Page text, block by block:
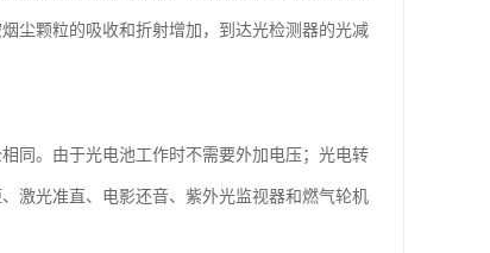
尘颗粒的吸收和折射增加，到达光检测器的光减
同。由于光电池工作时不需要外加电压；光电转
激光准直、电影还音、紫外光监视器和燃气轮机